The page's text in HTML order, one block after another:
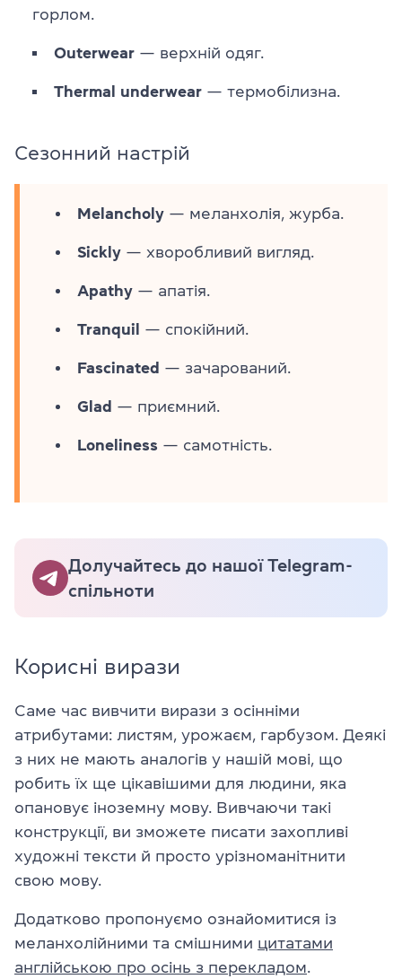
горлом.
Outerwear — верхній одяг.
Thermal underwear — термобілизна.
Сезонний настрій
Melancholy — меланхолія, журба.
Sickly — хворобливий вигляд.
Apathy — апатія.
Tranquil — спокійний.
Fascinated — зачарований.
Glad — приємний.
Loneliness — самотність.
Долучайтесь до нашої Telegram-
спільноти
Корисні вирази
Саме час вивчити вирази з осінніми
атрибутами: листям, урожаєм, гарбузом. Деякі
з них не мають аналогів у нашій мові, що
робить їх ще цікавішими для людини, яка
опановує іноземну мову. Вивчаючи такі
конструкції, ви зможете писати захопливі
художні тексти й просто урізноманітнити
свою мову.
Додатково пропонуємо ознайомитися із
меланхолійними та смішними цитатами
англійською про осінь з перекладом.